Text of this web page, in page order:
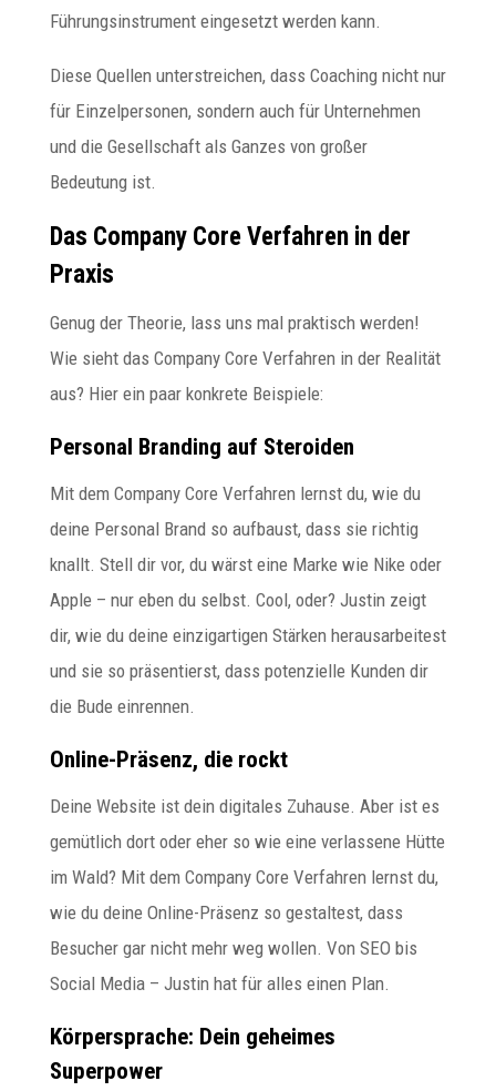
Führungsinstrument eingesetzt werden kann.
Diese Quellen unterstreichen, dass Coaching nicht nur
für Einzelpersonen, sondern auch für Unternehmen
und die Gesellschaft als Ganzes von großer
Bedeutung ist.
Das Company Core Verfahren in der
Praxis
Genug der Theorie, lass uns mal praktisch werden!
Wie sieht das Company Core Verfahren in der Realität
aus? Hier ein paar konkrete Beispiele:
Personal Branding auf Steroiden
Mit dem Company Core Verfahren lernst du, wie du
deine Personal Brand so aufbaust, dass sie richtig
knallt. Stell dir vor, du wärst eine Marke wie Nike oder
Apple – nur eben du selbst. Cool, oder? Justin zeigt
dir, wie du deine einzigartigen Stärken herausarbeitest
und sie so präsentierst, dass potenzielle Kunden dir
die Bude einrennen.
Online-Präsenz, die rockt
Deine Website ist dein digitales Zuhause. Aber ist es
gemütlich dort oder eher so wie eine verlassene Hütte
im Wald? Mit dem Company Core Verfahren lernst du,
wie du deine Online-Präsenz so gestaltest, dass
Besucher gar nicht mehr weg wollen. Von SEO bis
Social Media – Justin hat für alles einen Plan.
Körpersprache: Dein geheimes
Superpower